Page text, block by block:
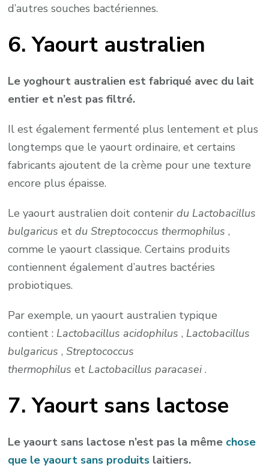
d’autres souches bactériennes.
6. Yaourt australien
Le yoghourt australien est fabriqué avec du lait
entier et n’est pas filtré.
Il est également fermenté plus lentement et plus
longtemps que le yaourt ordinaire, et certains
fabricants ajoutent de la crème pour une texture
encore plus épaisse.
Le yaourt australien doit contenirdu Lactobacillus
bulgaricus etdu Streptococcus thermophilus ,
comme le yaourt classique. Certains produits
contiennent également d’autres bactéries
probiotiques.
Par exemple, un yaourt australien typique
contient : Lactobacillus acidophilus , Lactobacillus
bulgaricus ,Streptococcus
thermophilus et Lactobacillus paracasei.
7. Yaourt sans lactose
Le yaourt sans lactose n’est pas la même chose
que le yaourt sans produits laitiers.